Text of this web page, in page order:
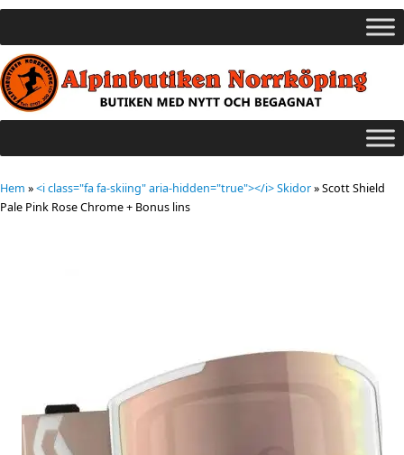
Hem »<i class="fa fa-skiing" aria-hidden="true"></i> Skidor»Scott Shield
Pale Pink Rose Chrome + Bonus lins